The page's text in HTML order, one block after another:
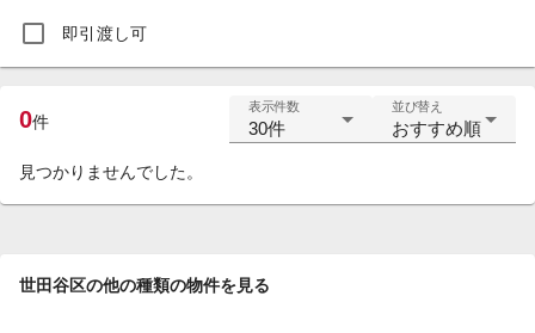
即引渡し可
0件
表示件数
30件
並び替え
おすすめ順
見つかりませんでした。
世田谷区の他の種類の物件を見る